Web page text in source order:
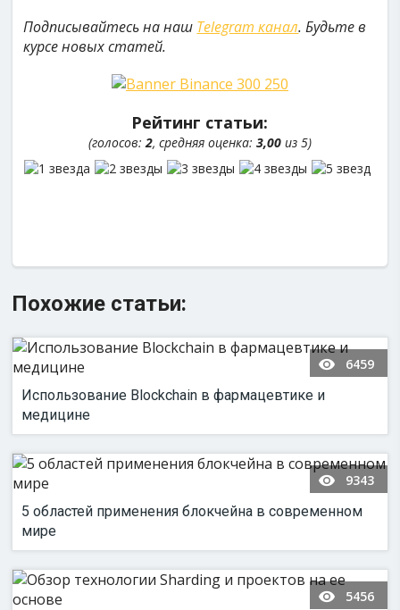
Подписывайтесь на наш Telegram канал. Будьте в
курсе новых статей.
Рейтинг статьи:
(голосов:2, средняя оценка: 3,00из 5)
Похожие статьи:
6459
Использование Blockchain в фармацевтике и
медицине
9343
5 областей применения блокчейна в современном
мире
5456